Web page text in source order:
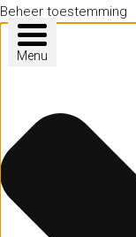
Beheer toestemming
Menu